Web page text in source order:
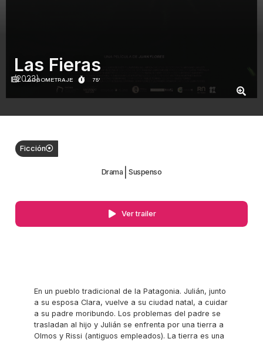
LARGOMETRAJE 75'
Las Fieras
(2023)
Ficción
Drama Suspenso
Ver trailer
En un pueblo tradicional de la Patagonia. Julián, junto
a su esposa Clara, vuelve a su ciudad natal, a cuidar
a su padre moribundo. Los problemas del padre se
trasladan al hijo y Julián se enfrenta por una tierra a
Olmos y Rissi (antiguos empleados). La tierra es una